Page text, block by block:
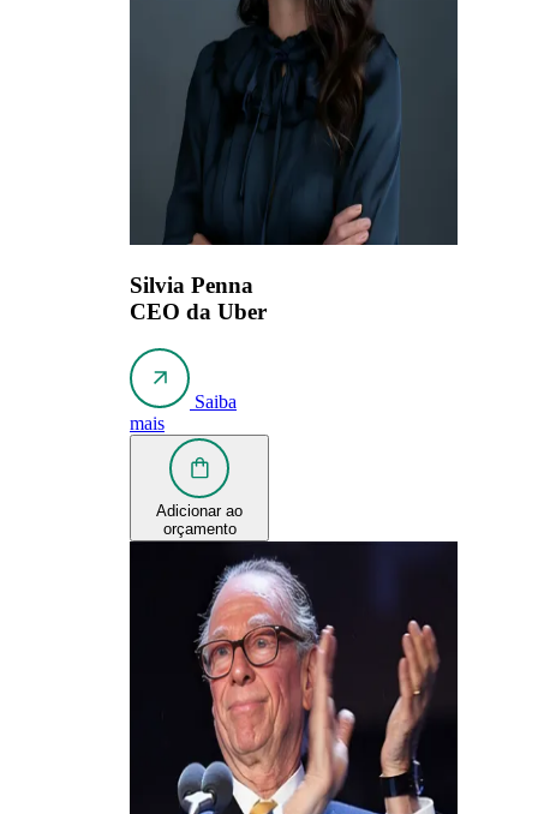
Silvia Penna
CEO da Uber
Saiba
mais
Adicionar ao
orçamento